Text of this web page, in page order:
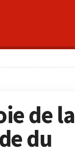
de la
du